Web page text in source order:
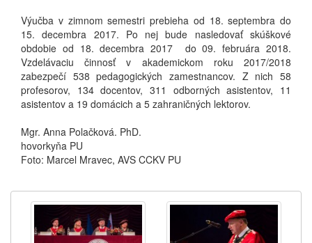
Výučba v zimnom semestri prebieha od 18. septembra do
15. decembra 2017. Po nej bude nasledovať skúškové
obdobie od 18. decembra 2017 do 09. februára 2018.
Vzdelávaciu činnosť v akademickom roku 2017/2018
zabezpečí 538 pedagogických zamestnancov. Z nich 58
profesorov, 134 docentov, 311 odborných asistentov, 11
asistentov a 19 domácich a 5 zahraničných lektorov.
Mgr. Anna Polačková. PhD.
hovorkyňa PU
Foto: Marcel Mravec, AVS CCKV PU